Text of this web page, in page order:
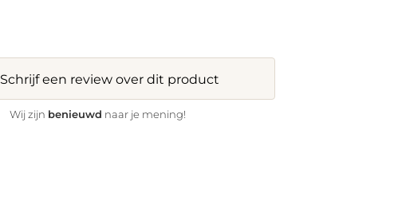
Schrijf een review over dit product
Wij zijn benieuwd naar je mening!